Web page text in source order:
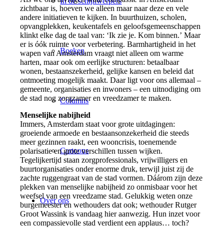
Boeken
Columns
Cartoons
Over ons
zichtbaar is, hoeven we alleen maar naar deze en vele
andere initiatieven te kijken. In buurthuizen, scholen,
opvangplekken, keukentafels en geloofsgemeenschappen
klinkt elke dag de taal van: ‘Ik zie je. Kom binnen.’ Maar
er is óók ruimte voor verbetering. Barmhartigheid in het
wapen van Amsterdam vraagt niet alleen om warme
harten, maar ook om eerlijke structuren: betaalbaar
wonen, bestaanszekerheid, gelijke kansen en beleid dat
ontmoeting mogelijk maakt. Daar ligt voor ons allemaal –
gemeente, organisaties en inwoners – een uitnodiging om
de stad nog zorgzamer en vreedzamer te maken.
Menselijke nabijheid
Immers, Amsterdam staat voor grote uitdagingen:
groeiende armoede en bestaansonzekerheid die steeds
meer gezinnen raakt, een wooncrisis, toenemende
polarisatie en grote verschillen tussen wijken.
Tegelijkertijd staan zorgprofessionals, vrijwilligers en
buurtorganisaties onder enorme druk, terwijl juist zij de
zachte ruggengraat van de stad vormen. Dáárom zijn deze
plekken van menselijke nabijheid zo onmisbaar voor het
weefsel van een vreedzame stad. Gelukkig weten onze
burgemeester en wethouders dat ook; wethouder Rutger
Groot Wassink is vandaag hier aanwezig. Hun inzet voor
een compassievolle stad verdient een applaus… toch?